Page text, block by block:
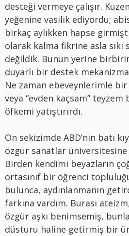
desteği vermeye çalışır.
yeğenine vasilik ediyordu;
birkaç aylıkken hapse
olarak kalma fikrine asla sıkı
değildik. Bunun yerine
duyarlı bir destek
Ne zaman ebeveynlerimle
veya “evden kaçsam”
öfkemi yatıştırırdı.
On sekizimde ABD’nin batı
özgür sanatlar
Birden kendimi beyazların
ortasınıf bir öğrenci
bulunca, aydınlanmanın
farkına vardım. Burası
özgür aşkı benimsemiş,
düsturu haline getirmiş bir